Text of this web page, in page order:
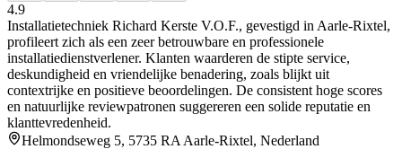
4.9
Installatietechniek Richard Kerste V.O.F., gevestigd in Aarle‑Rixtel,
profileert zich als een zeer betrouwbare en professionele
installatiedienstverlener. Klanten waarderen de stipte service,
deskundigheid en vriendelijke benadering, zoals blijkt uit
contextrijke en positieve beoordelingen. De consistent hoge scores
en natuurlijke reviewpatronen suggereren een solide reputatie en
klanttevredenheid.
Helmondseweg 5, 5735 RA Aarle-Rixtel, Nederland